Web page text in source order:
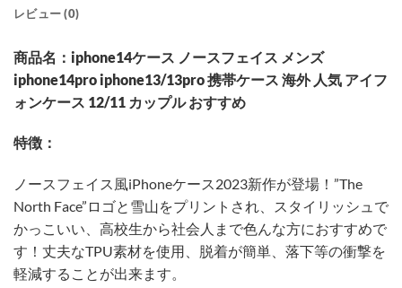
レビュー (0)
商品名：iphone14ケース ノースフェイス メンズ
iphone14pro iphone13/13pro 携帯ケース 海外 人気 アイフ
ォンケース 12/11 カップル おすすめ
特徴：
ノースフェイス風iPhoneケース2023新作が登場！”The
North Face”ロゴと雪山をプリントされ、スタイリッシュで
かっこいい、高校生から社会人まで色んな方におすすめで
す！丈夫なTPU素材を使用、脱着が簡単、落下等の衝撃を
軽減することが出来ます。